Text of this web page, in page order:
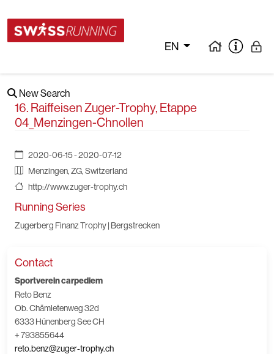
EN
New Search
16. Raiffeisen Zuger-Trophy, Etappe
04_Menzingen-Chnollen
2020-06-15 - 2020-07-12
Menzingen, ZG, Switzerland
http://www.zuger-trophy.ch
Running Series
Zugerberg Finanz Trophy | Bergstrecken
Contact
Sportverein carpediem
Reto Benz
Ob. Chämletenweg 32d
6333 Hünenberg See CH
+ 793855644
reto.benz@zuger-trophy.ch